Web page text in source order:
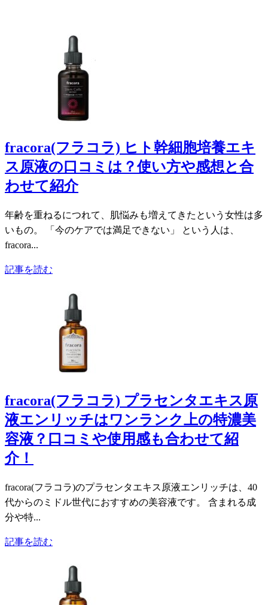
fracora(フラコラ) ヒト幹細胞培養エキ
ス原液の口コミは？使い方や感想と合
わせて紹介
年齢を重ねるにつれて、肌悩みも増えてきたという女性は多
いもの。 「今のケアでは満足できない」 という人は、
fracora...
記事を読む
fracora(フラコラ) プラセンタエキス原
液エンリッチはワンランク上の特濃美
容液？口コミや使用感も合わせて紹
介！
fracora(フラコラ)のプラセンタエキス原液エンリッチは、40
代からのミドル世代におすすめの美容液です。 含まれる成
分や特...
記事を読む